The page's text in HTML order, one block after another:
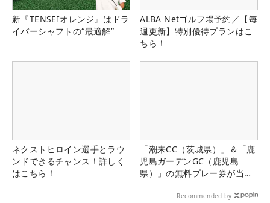
新『TENSEIオレンジ』はドラ
イバーシャフトの“最適解”
ALBA Netゴルフ場予約／【毎
週更新】特別優待プランはこ
ちら！
ネクストヒロイン選手とラウ
ンドできるチャンス！詳しく
はこちら！
「潮来CC（茨城県）」＆「鹿
児島ガーデンGC（鹿児島
県）」の無料プレー券が当た
Recommended by